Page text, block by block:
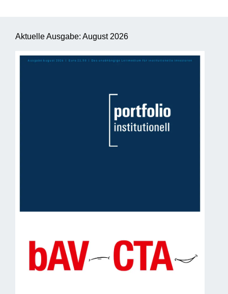
Aktuelle Ausgabe: August 2026